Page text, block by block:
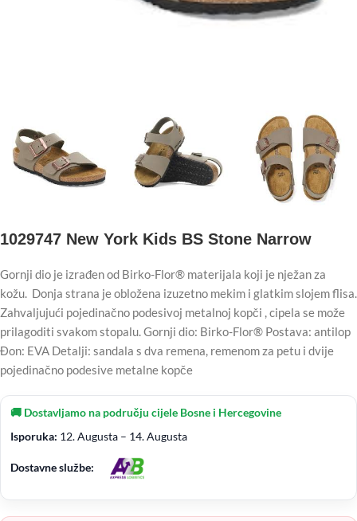
1029747 New York Kids BS Stone Narrow
Gornji dio je izrađen od Birko-Flor® materijala koji je nježan za
kožu. Donja strana je obložena izuzetno mekim i glatkim slojem flisa.
Zahvaljujući pojedinačno podesivoj metalnoj kopči , cipela se može
prilagoditi svakom stopalu. Gornji dio: Birko-Flor® Postava: antilop
Đon: EVA Detalji: sandala s dva remena, remenom za petu i dvije
pojedinačno podesive metalne kopče
🚚 Dostavljamo na području cijele Bosne i Hercegovine
Isporuka: 12. Augusta – 14. Augusta
Dostavne službe: